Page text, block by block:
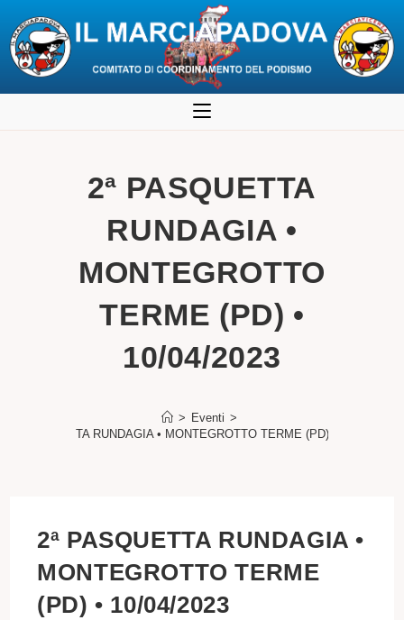
al
2ª PASQUETTA
RUNDAGIA •
MONTEGROTTO
TERME (PD) •
10/04/2023
> Eventi >
2ª PASQUETTA RUNDAGIA • MONTEGROTTO TERME (PD) • 10/04/2023
2ª PASQUETTA RUNDAGIA •
MONTEGROTTO TERME
(PD) • 10/04/2023